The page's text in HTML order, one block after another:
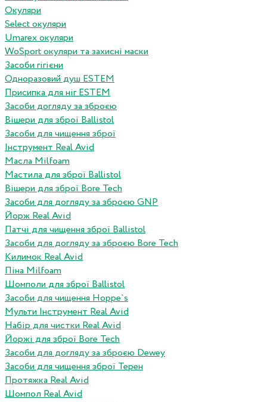
Окуляри
Select окуляри
Umarex окуляри
WoSport окуляри та захисні маски
Засоби гігієни
Одноразовий душ ESTEM
Присипка для ніг ESTEM
Засоби догляду за зброєю
Вішери для зброї Ballistol
Засоби для чищення зброї
Інструмент Real Avid
Масла Milfoam
Мастила для зброї Ballistol
Вішери для зброї Bore Tech
Засоби для догляду за зброєю GNP
Йорж Real Avid
Патчі для чищення зброї Ballistol
Засоби для догляду за зброєю Bore Tech
Килимок Real Avid
Піна Milfoam
Шомполи для зброї Ballistol
Засоби для чищення Hoppe`s
Мульти Інструмент Real Avid
Набір для чистки Real Avid
Йоржі для зброї Bore Tech
Засоби для догляду за зброєю Dewey
Засоби для чищення зброї Терен
Протяжка Real Avid
Шомпол Real Avid